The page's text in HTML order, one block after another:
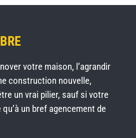
votre maison, l’agrandir
construction nouvelle,
un vrai pilier, sauf si votre
un bref agencement de